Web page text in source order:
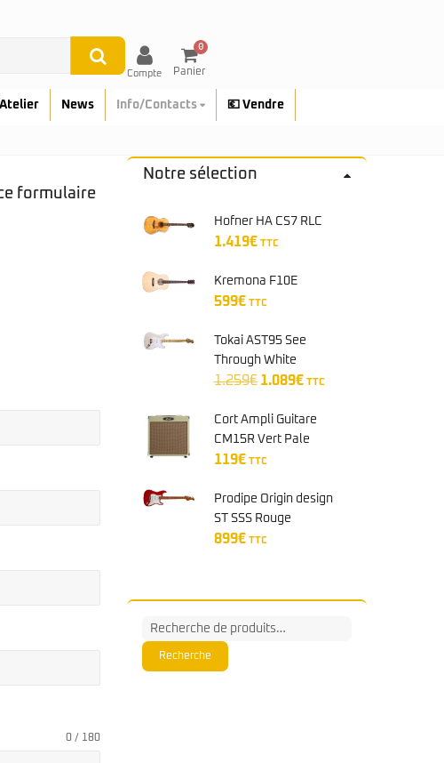
Compte
0
Panier
News Info/Contacts 💶 Vendre
formulaire
0 / 180
Notre sélection
Hofner HA CS7 RLC
1.419€ TTC
Kremona F10E
599€ TTC
Tokai AST95 See
Through White
Blond/Gold
1.259€ Le
initial
était :
1.259€.
1.089€Le
actuel
est :
TTC
Cort Ampli Guitare
CM15R Vert Pale
119€ TTC
Prodipe Origin design
ST SSS Rouge
Bourgogne
899€ TTC
Recherche
pour :
Recherche